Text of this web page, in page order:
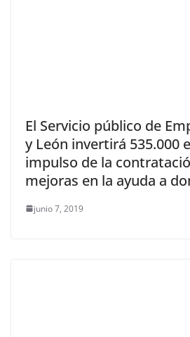
El Servicio público de
y León invertirá 535.000
impulso de la
mejoras en la ayuda a
junio 7, 2019